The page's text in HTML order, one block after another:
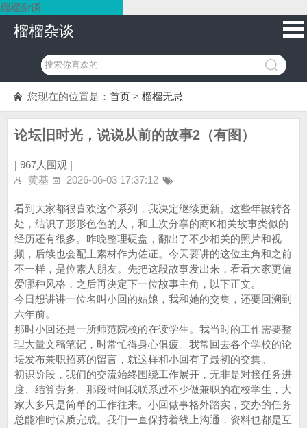
榴榴杂谈
榴榴杂谈
您现在的位置是： 首页 > 榴榴无忌
论坛旧时光，说说从前的故事2（有图）
| 967人围观 |
黄基
2026-06-03 17:37:12
看到大家都很喜欢这个系列，我决定继续更新。这些年辗转各
处，结识了形形色色的人，和上次分享的商K相关故事类似的
经历还有很多。昨晚整理硬盘，翻出了不少相关的照片和视
频，后续也会配上素材作为佐证。今天要讲的这位主角和之前
不一样，是位素人朋友。先把这段故事发出来，看看大家更偏
爱哪种风格，之后再决定下一位故事主角，以下正文。
今日想讲讲一位名叫小回的姑娘，我和她的交集，还要回溯到
六年前。
那时小回还是一所师范院校的在读学生。我当时的工作需要整
理大量文稿笔记，时常忙得身心俱疲。我常回去各个学校的论
坛发布兼职招募的留言，就这样和小回有了最初的交集。
初识阶段，我们的交流始终围绕工作展开，无非是对接任务进
度、结算劳务。那段时间我联系过不少做兼职的在校学生，大
家大多只是简单的工作往来。小回做事格外踏实，交办的任务
总能准时保质完成。我们一直保持着线上沟通，资料也都是互